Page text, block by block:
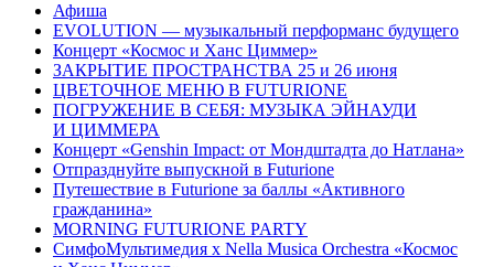
Афишa
EVOLUTION — музыкальный перформанс будущего
Концерт «Космос и Ханс Циммер»
ЗАКРЫТИЕ ПРОСТРАНСТВА 25 и 26 июня
ЦВЕТОЧНОЕ МЕНЮ В FUTURIONE
ПОГРУЖЕНИЕ В СЕБЯ: МУЗЫКА ЭЙНАУДИ
И ЦИММЕРА
Концерт «Genshin Impact: от Мондштадта до Натлана»
Отпразднуйте выпускной в Futurione
Путешествие в Futurione за баллы «Активного
гражданина»
MORNING FUTURIONE PARTY
СимфоМультимедия x Nella Musica Orchestra «Космос